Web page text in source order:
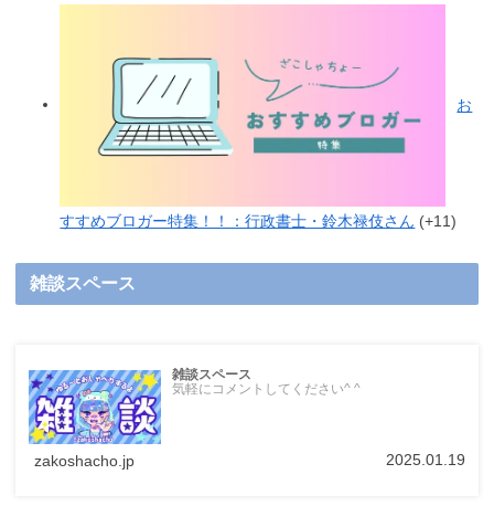
お
すすめブロガー特集！！：行政書士・鈴木禄伎さん +11
雑談スペース
雑談スペース
気軽にコメントしてください^ ^
zakoshacho.jp 2025.01.19